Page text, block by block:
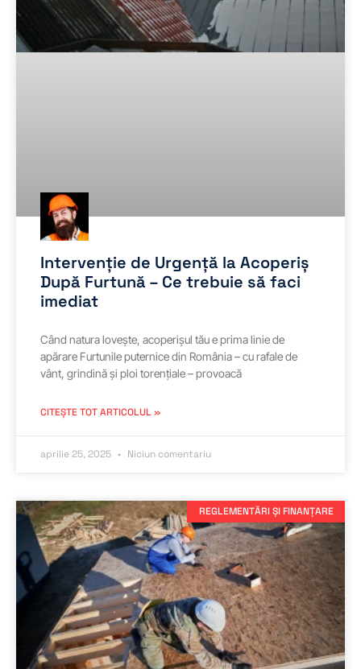
Intervenție de Urgență la Acoperiș
După Furtună – Ce trebuie să faci
imediat
Când natura lovește, acoperișul tău e prima linie de
apărare Furtunile puternice din România – cu rafale de
vânt, grindină și ploi torențiale – provoacă
CITEȘTE TOT ARTICOLUL »
aprilie 25, 2025 Niciun comentariu
REGLEMENTĂRI ȘI FINANȚARE